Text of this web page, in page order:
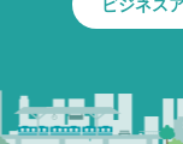
ビジネス